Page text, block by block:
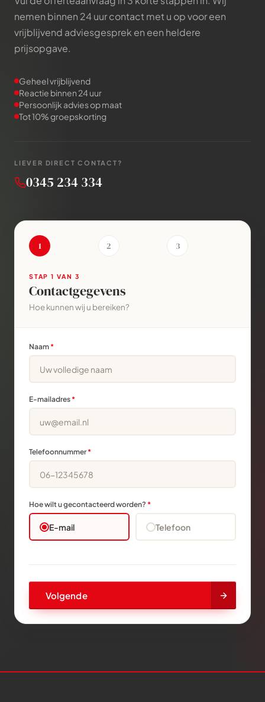
nemen binnen 24 uur contact met u op voor een
vrijblijvend adviesgesprek en een heldere
prijsopgave.
Geheel vrijblijvend
Reactie binnen 24 uur
Persoonlijk advies op maat
Tot 10% groepskorting
LIEVER DIRECT CONTACT?
0345 234 334
1 2 3
STAP 1 VAN 3
Contactgegevens
Hoe kunnen wij u bereiken?
Naam *
E-mailadres *
Telefoonnummer*
Hoe wilt u gecontacteerd worden? *
E-mail Telefoon
Volgende